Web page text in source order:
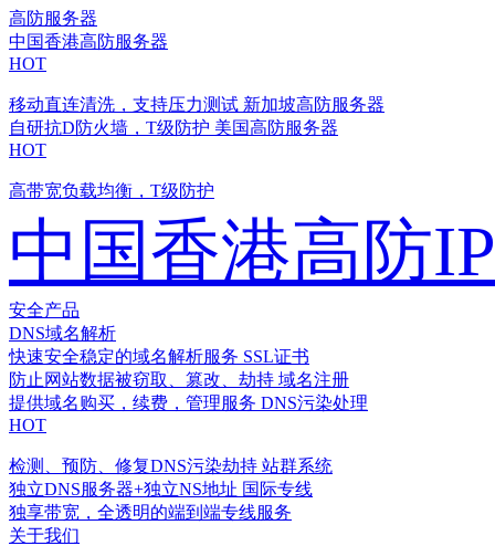
高防服务器
中国香港高防服务器
HOT
移动直连清洗，支持压力测试 新加坡高防服务器
自研抗D防火墙，T级防护 美国高防服务器
HOT
高带宽负载均衡，T级防护
中国香港高防IP
安全产品
DNS域名解析
快速安全稳定的域名解析服务 SSL证书
防止网站数据被窃取、篡改、劫持 域名注册
提供域名购买，续费，管理服务 DNS污染处理
HOT
检测、预防、修复DNS污染劫持 站群系统
独立DNS服务器+独立NS地址 国际专线
独享带宽，全透明的端到端专线服务
关于我们